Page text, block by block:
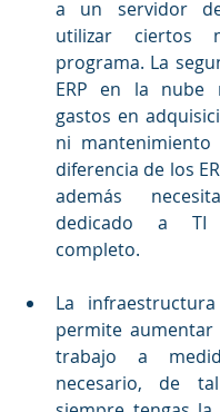
a un servidor
utilizar ciertos
programa. La
ERP en la nube
gastos en
ni
diferencia de los
además
dedicado a
completo.
La
permite aumentar
trabajo a
necesario, de